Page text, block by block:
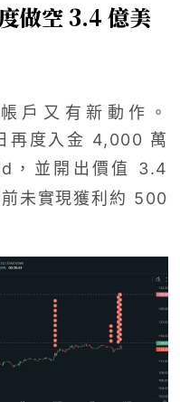
做空 3.4 億美
戶又有新動作。
再度入金 4,000 萬
，並開出價值 3.4
未實現獲利約 500